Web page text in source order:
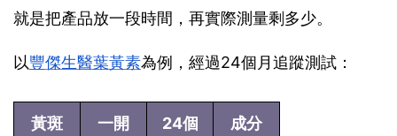
就是把產品放一段時間，再實際測量剩多少。
以豐傑生醫葉黃素為例，經過24個月追蹤測試：
黃斑
一開
24個
成分